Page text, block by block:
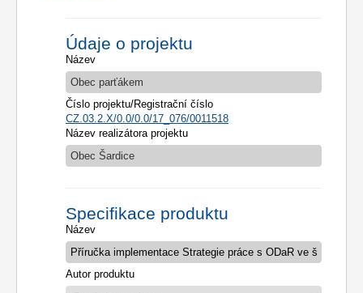
Údaje o projektu
Název
Obec parťákem
Číslo projektu/Registrační číslo
CZ.03.2.X/0.0/0.0/17_076/0011518
Název realizátora projektu
Obec Šardice
Specifikace produktu
Název
Autor produktu